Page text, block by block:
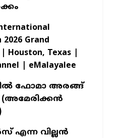
Grand
Houston, Texas |
| eMalayalee
ഫോമാ അരങ്ങ്
എന്ന വില്ലൻ